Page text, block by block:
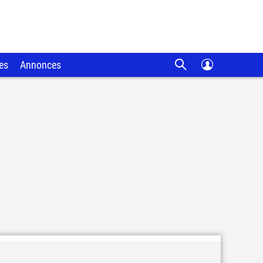
Annonces